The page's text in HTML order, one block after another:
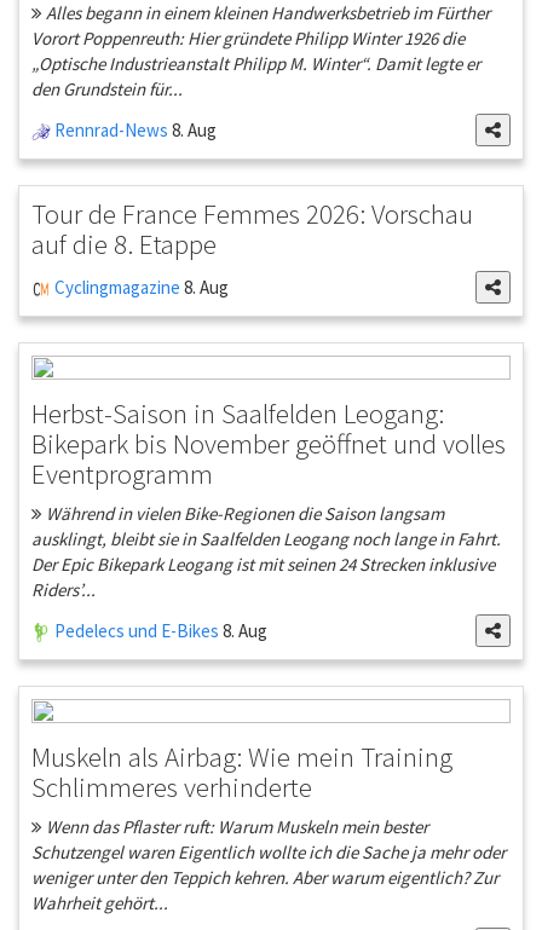
Alles begann in einem kleinen Handwerksbetrieb im Fürther
Vorort Poppenreuth: Hier gründete Philipp Winter 1926 die
„Optische Industrieanstalt Philipp M. Winter“. Damit legte er
den Grundstein für...
Rennrad-News 8. Aug
Tour de France Femmes 2026: Vorschau
auf die 8. Etappe
Cyclingmagazine 8. Aug
Herbst-Saison in Saalfelden Leogang:
Bikepark bis November geöffnet und volles
Eventprogramm
Während in vielen Bike-Regionen die Saison langsam
ausklingt, bleibt sie in Saalfelden Leogang noch lange in Fahrt.
Der Epic Bikepark Leogang ist mit seinen 24 Strecken inklusive
Riders’...
Pedelecs und E-Bikes 8. Aug
Muskeln als Airbag: Wie mein Training
Schlimmeres verhinderte
Wenn das Pflaster ruft: Warum Muskeln mein bester
Schutzengel waren Eigentlich wollte ich die Sache ja mehr oder
weniger unter den Teppich kehren. Aber warum eigentlich? Zur
Wahrheit gehört...